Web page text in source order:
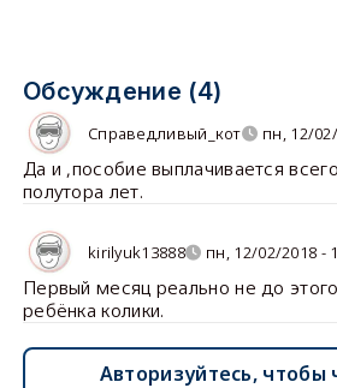
Обсуждение (4)
Справедливый_кот пн, 12/
Да и ,пособие выплачивается
полутора лет.
kirilyuk13888 пн, 12/02/2018 -
Первый месяц реально не до
ребёнка колики.
Авторизуйтесь, чтобы